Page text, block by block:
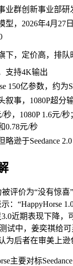
业群创新事业部研
型，2026年4月27
下，定价高，排队
支持4K输出
150亿参数，约为
叙事，1080P超分
/秒，1080P 1.6元/
0.78元/秒
略逊于Seedance 2.0
被评价为“没有惊
：“HappyHorse
近期表现下降，
试中，姜奕祺给
为后者在审美上逊
主要对标